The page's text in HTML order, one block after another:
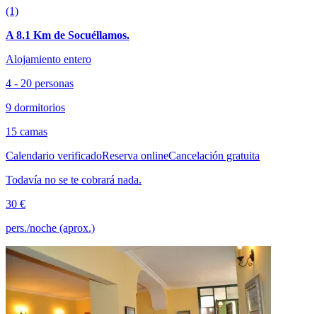
(1)
A 8.1 Km de Socuéllamos.
Alojamiento entero
4 - 20 personas
9 dormitorios
15 camas
Calendario verificadoReserva onlineCancelación gratuita
Todavía no se te cobrará nada.
30 €
pers./noche (aprox.)